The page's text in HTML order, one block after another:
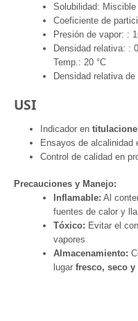
Solubilidad:
Coeficiente de
Presión de vapor: :
Densidad relativa: :
Temp.: 20 °C
Densidad relativa
USI
Indicador en
Ensayos de alcalinidad
Control de calidad en
Precauciones y Manejo:
Inflamable: Al
fuentes de calor y
Tóxico: Evitar el
vapores
Almacenamiento:
lugarfresco, seco